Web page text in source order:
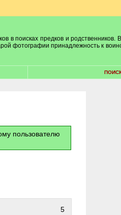
в поисках предков и родственников.
фотографии принадлежность к
пользователю
5